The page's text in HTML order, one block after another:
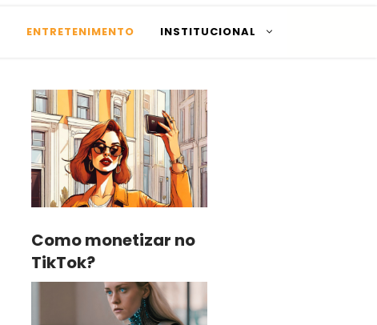
ENTRETENIMENTO INSTITUCIONAL
Como monetizar no
TikTok?